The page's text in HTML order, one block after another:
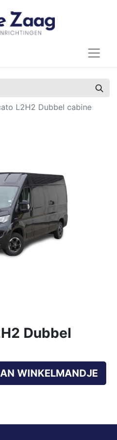
L2H2 Dubbel cabine
Dubbel
WINKELMANDJE